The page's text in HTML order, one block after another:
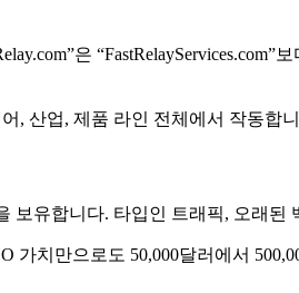
은
, 산업, 제품 라인 전체에서 작동합
보유합니다. 타입인 트래픽, 오래
가치만으로도 50,000달러에서